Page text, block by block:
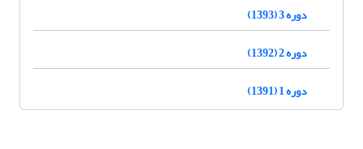
دوره 3 (1393)
دوره 2 (1392)
دوره 1 (1391)